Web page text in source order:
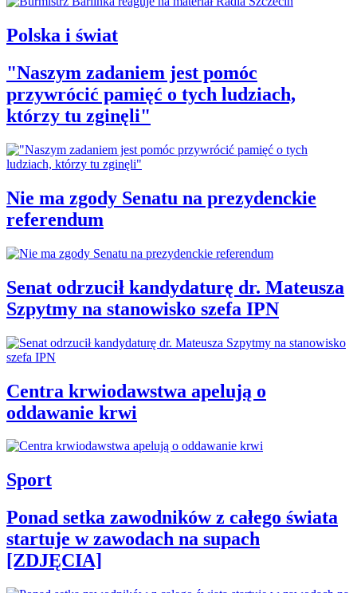
Polska i świat
"Naszym zadaniem jest pomóc
przywrócić pamięć o tych ludziach,
którzy tu zginęli"
Nie ma zgody Senatu na prezydenckie
referendum
Senat odrzucił kandydaturę dr. Mateusza
Szpytmy na stanowisko szefa IPN
Centra krwiodawstwa apelują o
oddawanie krwi
Sport
Ponad setka zawodników z całego świata
startuje w zawodach na supach
[ZDJĘCIA]